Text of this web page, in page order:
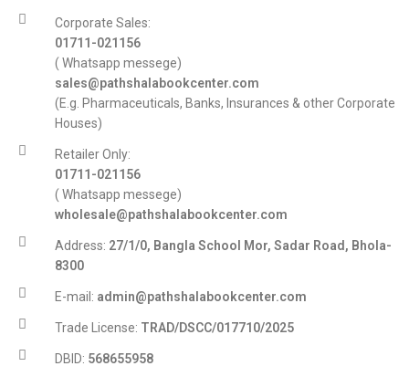
Corporate Sales:
01711-021156
( Whatsapp messege)
sales@pathshalabookcenter.com
(E.g. Pharmaceuticals, Banks, Insurances & other Corporate
Houses)
Retailer Only:
01711-021156
( Whatsapp messege)
wholesale@pathshalabookcenter.com
Address: 27/1/0, Bangla School Mor, Sadar Road, Bhola-
8300
E-mail: admin@pathshalabookcenter.com
Trade License: TRAD/DSCC/017710/2025
DBID: 568655958